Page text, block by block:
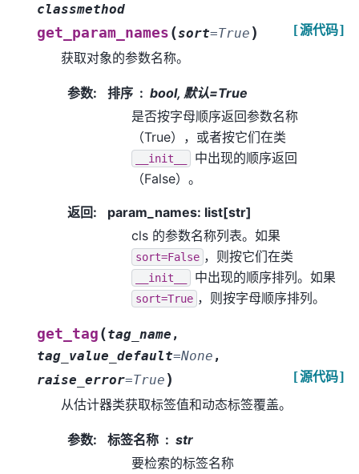
classmethod
get_param_names (sort=True ) [源代码]
获取对象的参数名称。
参数: 排序
bool, 默认=True
是否按字母顺序返回参数名称
（True），或者按它们在类
__init__
中出现的顺序返回
（False）。
返回:
param_names: list[str]
cls 的参数名称列表。如果
sort=False ，则按它们在类
__init__ 中出现的顺序排列。如果
sort=True ，则按字母顺序排列。
get_tag (tag_name ,
tag_value_default=None ,
raise_error=True ) [源代码]
从估计器类获取标签值和动态标签覆盖。
参数: 标签名称
str
要检索的标签名称